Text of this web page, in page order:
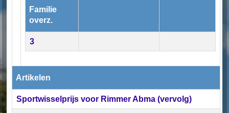
Familie
overz.
3
Artikelen
Sportwisselprijs voor Rimmer Abma (vervolg)